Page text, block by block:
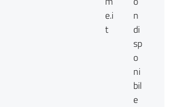
e.i
t
n
di
sp
o
ni
bil
e